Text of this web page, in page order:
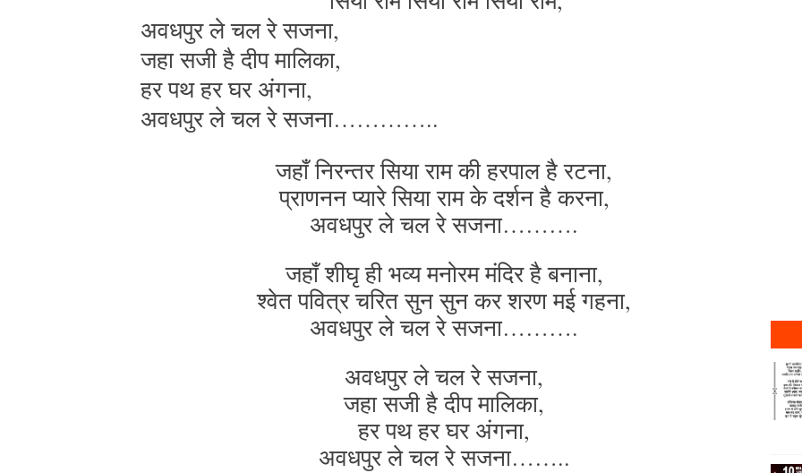
अवधपुर ले चल रे सजना,
जहा सजी है दीप मालिका,
हर पथ हर घर अंगना,
अवधपुर ले चल रे सजना…………..
जहाँ निरन्तर सिया राम की हरपाल है रटना,
प्राणनन प्यारे सिया राम के दर्शन है करना,
अवधपुर ले चल रे सजना……….
जहाँ शीघृ ही भव्य मनोरम मंदिर है बनाना,
श्वेत पवित्र चरित सुन सुन कर शरण मई गहना,
अवधपुर ले चल रे सजना……….
अवधपुर ले चल रे सजना,
जहा सजी है दीप मालिका,
हर पथ हर घर अंगना,
अवधपुर ले चल रे सजना……..